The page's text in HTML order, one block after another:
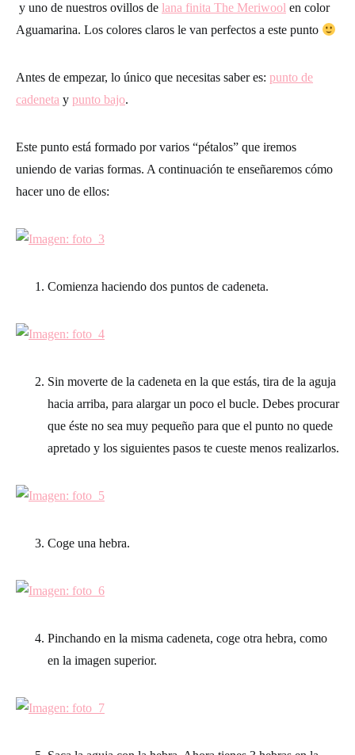
y uno de nuestros ovillos de lana finita The Meriwool en color
Aguamarina. Los colores claros le van perfectos a este punto
Antes de empezar, lo único que necesitas saber es: punto de
cadeneta y punto bajo.
Este punto está formado por varios “pétalos” que iremos
uniendo de varias formas. A continuación te enseñaremos cómo
hacer uno de ellos:
Comienza haciendo dos puntos de cadeneta.
Sin moverte de la cadeneta en la que estás, tira de la aguja
hacia arriba, para alargar un poco el bucle. Debes procurar
que éste no sea muy pequeño para que el punto no quede
apretado y los siguientes pasos te cueste menos realizarlos.
Coge una hebra.
Pinchando en la misma cadeneta, coge otra hebra, como
en la imagen superior.